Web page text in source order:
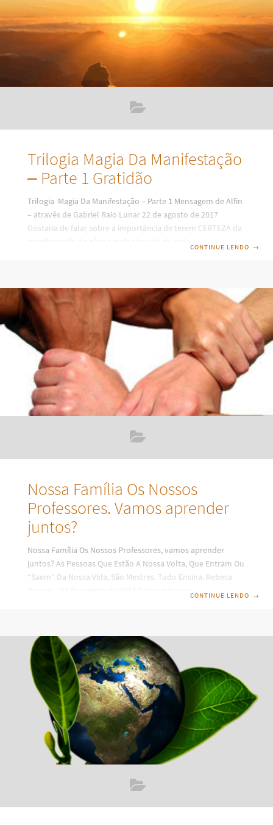
Trilogia Magia Da Manifestação
– Parte 1 Gratidão
Trilogia Magia Da Manifestação – Parte 1 Mensagem de Alfin
– através de Gabriel Raio Lunar 22 de agosto de 2017
Gostaria de falar sobre a importância de terem CERTEZA da
mais elevados é a CERTEZA de que são, de fato,
merecedores de tudo aquilo que querem manifestar.
CONTINUE LENDO →
Nossa Família Os Nossos
Professores. Vamos aprender
juntos?
Nossa Família Os Nossos Professores, vamos aprender
juntos? As Pessoas Que Estão A Nossa Volta, Que Entram Ou
“Saem” Da Nossa Vida, São Mestres. Tudo Ensina. Rebeca
gametas? Cada vez mais eu estudo e a espiritualidade de
quem somos,e do quão grandiosos somos e apagamos o
brilho
CONTINUE LENDO →